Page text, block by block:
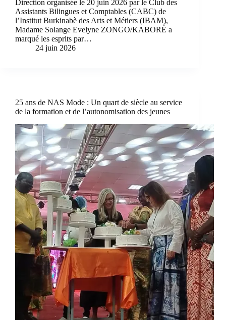
Direction organisée le 20 juin 2026 par le Club des
Assistants Bilingues et Comptables (CABC) de
l’Institut Burkinabè des Arts et Métiers (IBAM),
Madame Solange Evelyne ZONGO/KABORÉ a
marqué les esprits par…
24 juin 2026
25 ans de NAS Mode : Un quart de siècle au service
de la formation et de l’autonomisation des jeunes